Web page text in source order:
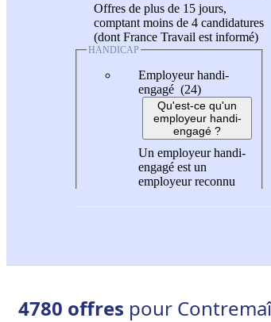
Offres de plus de 15 jours,
comptant moins de 4 candidatures
(dont France Travail est informé)
HANDICAP
Employeur handi-
engagé (24)
Qu'est-ce qu'un
employeur handi-
engagé ?
Un employeur handi-
engagé est un
employeur reconnu
4780 offres pour